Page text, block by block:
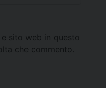
sito web in questo
che commento.